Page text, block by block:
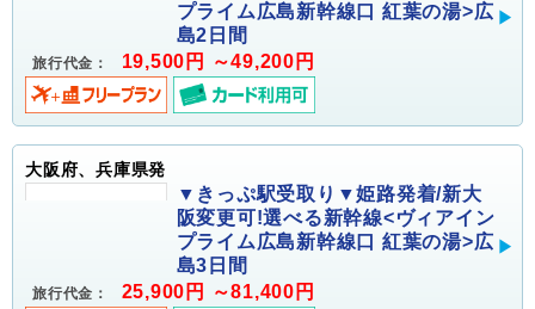
プライム広島新幹線口 紅葉の湯>広
島2日間
旅行代金： 19,500円 ～49,200円
大阪府、兵庫県発
▼きっぷ駅受取り▼姫路発着/新大
阪変更可!選べる新幹線<ヴィアイン
プライム広島新幹線口 紅葉の湯>広
島3日間
旅行代金： 25,900円 ～81,400円